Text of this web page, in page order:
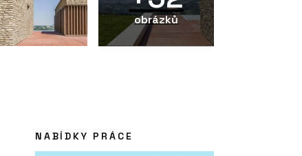
obrázků
NABÍDKY PRÁCE